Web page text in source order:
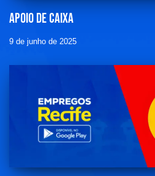
Apoio de caixa
9 de junho de 2025